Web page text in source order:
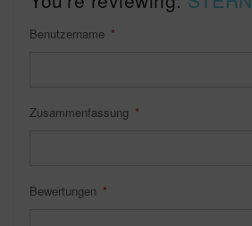
Benutzername
Zusammenfassung
Bewertungen